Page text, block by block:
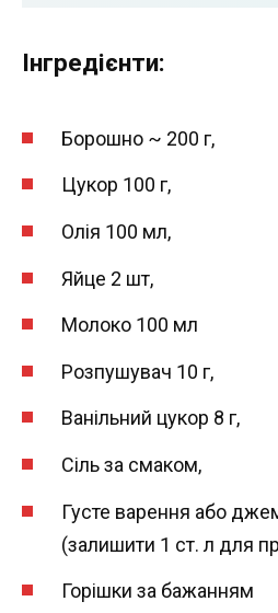
Інгредієнти:
Борошно ~ 200 г,
Цукор 100 г,
Олія 100 мл,
Яйце 2 шт,
Молоко 100 мл
Розпушувач 10 г,
Ванільний цукор 8 г,
Сіль за смаком,
Густе варення або
(залишити 1 ст. л для
Горішки за бажанням